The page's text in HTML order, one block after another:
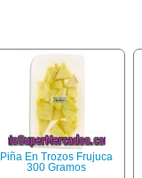
Piña En Trozos Frujuca
300 Gramos